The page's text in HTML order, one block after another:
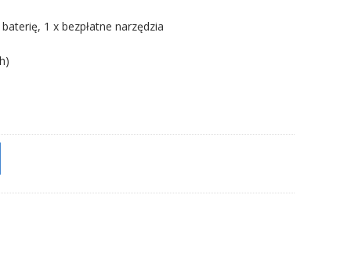
1 x bezpłatne narzędzia